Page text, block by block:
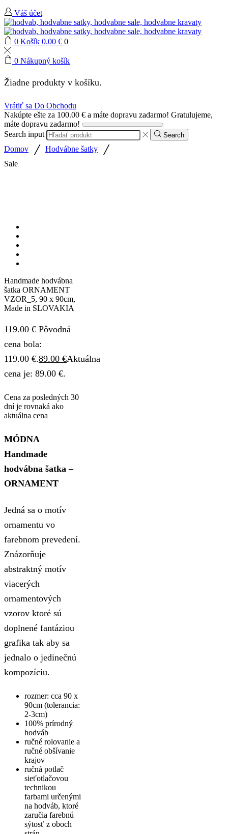
Váš účet
0 Košík 0.00 € 0
0 Nákupný košík
Žiadne produkty v košíku.
Vrátiť sa Do Obchodu
Nakúpte ešte za 100.00 € a máte dopravu zadarmo! Gratulujeme,
máte dopravu zadarmo!
Search input
Search
Domov / Hodvábne šatky /
Sale
Handmade hodvábna
šatka ORNAMENT
VZOR_5, 90 x 90cm,
Made in SLOVAKIA
119.00€ Pôvodná
cena bola:
119.00 €.89.00 €Aktuálna
cena je: 89.00 €.
Cena za posledných 30
dní je rovnaká ako
aktuálna cena
MÓDNA
Handmade
hodvábna šatka –
ORNAMENT
Jedná sa o motív
ornamentu vo
farebnom prevedení.
Znázorňuje
abstraktný motív
viacerých
ornamentových
vzorov ktoré sú
doplnené fantáziou
grafika tak aby sa
jednalo o jedinečnú
kompozíciu.
rozmer: cca 90 x
90cm (tolerancia:
2-3cm)
100% prírodný
hodváb
ručné rolovanie a
ručné obšívanie
krajov
ručná potlač
sieťotlačovou
technikou
farbami určenými
na hodváb, ktoré
zaručia farebnú
sýtosť z oboch